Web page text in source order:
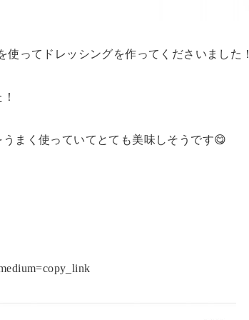
使ってドレッシングを作ってくださいました！
まく使っていてとても美味しそうです😋